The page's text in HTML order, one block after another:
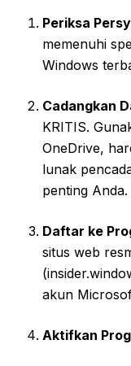
Periksa
memenuhi
Windows
Cadangkan
KRITIS.
OneDrive,
lunak
penting Anda.
Daftar ke
situs web
akun
Aktifkan